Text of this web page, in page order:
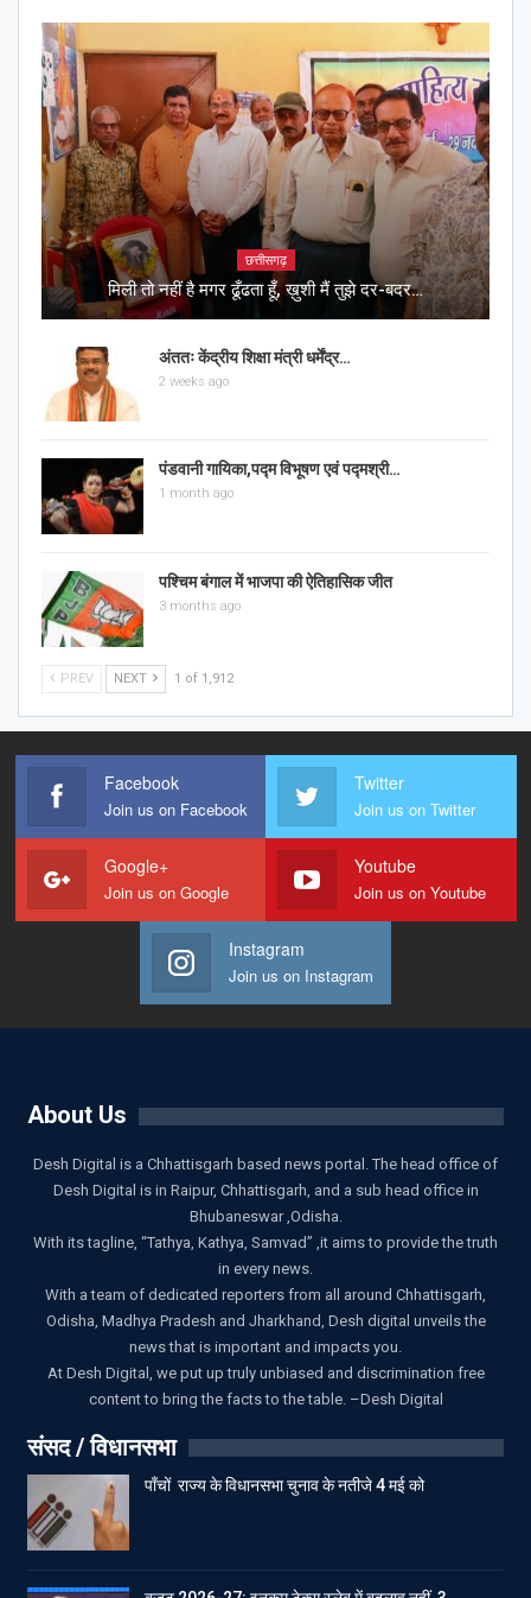
छत्तीसगढ़
मिली तो नहीं है मगर ढूँढता हूँ, ख़ुशी मैं तुझे दर-बदर…
अंततः केंद्रीय शिक्षा मंत्री धर्मेंद्र…
2 weeks ago
पंडवानी गायिका,पद्म विभूषण एवं पद्मश्री…
1 month ago
पश्चिम बंगाल में भाजपा की ऐतिहासिक जीत
3 months ago
PREV NEXT 1 of 1,912
Facebook
Join us on Facebook
Twitter
Join us on Twitter
Google+
Join us on Google
Youtube
Join us on Youtube
Instagram
Join us on Instagram
About Us
Desh Digital is a Chhattisgarh based news portal. The head office of
Desh Digital is in Raipur, Chhattisgarh, and a sub head office in
Bhubaneswar ,Odisha.
With its tagline, “Tathya, Kathya, Samvad” ,it aims to provide the truth
in every news.
With a team of dedicated reporters from all around Chhattisgarh,
Odisha, Madhya Pradesh and Jharkhand, Desh digital unveils the
news that is important and impacts you.
At Desh Digital, we put up truly unbiased and discrimination free
content to bring the facts to the table. –Desh Digital
संसद / विधानसभा
पाँचों राज्य के विधानसभा चुनाव के नतीजे 4 मई को